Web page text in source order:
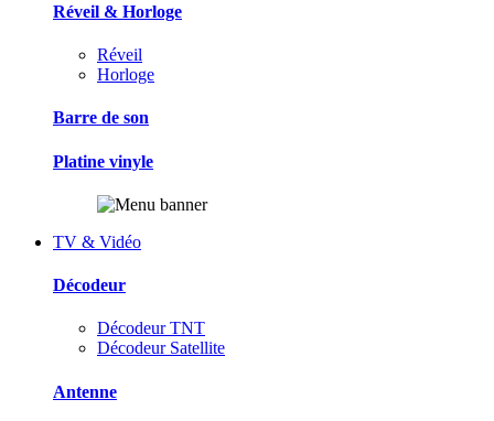
Réveil & Horloge
Réveil
Horloge
Barre de son
Platine vinyle
TV & Vidéo
Décodeur
Décodeur TNT
Décodeur Satellite
Antenne